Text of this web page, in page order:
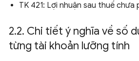
TK 421: Lợi nhuận sau thuế chưa
2.2. Chi tiết ý nghĩa về số
từng tài khoản lưỡng tính